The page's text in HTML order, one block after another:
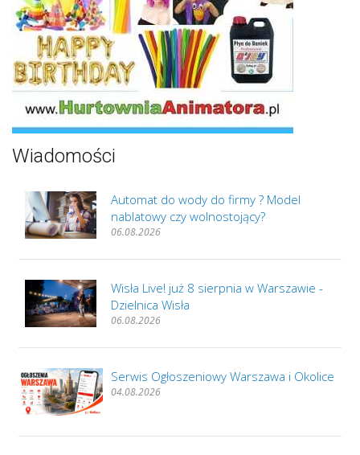
Wiadomości
Automat do wody do firmy ? Model
nablatowy czy wolnostojący?
06.08.2026
Wisła Live! już 8 sierpnia w Warszawie -
Dzielnica Wisła
06.08.2026
Serwis Ogłoszeniowy Warszawa i Okolice
04.08.2026